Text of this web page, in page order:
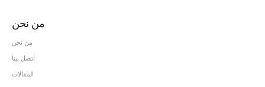
من نحن
من نحن
اتصل بينا
المقالات